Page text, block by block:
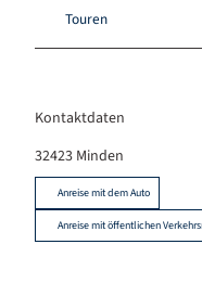
Touren
Kontaktdaten
32423 Minden
Anreise mit dem Auto
Anreise mit öffentlichen